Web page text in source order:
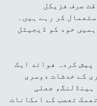
صرف فزیکل
کر رہے ہیں۔
خود کو ڈیجیٹل
پیش کردہ فوائد ایک
کے خدشات دوسری
ہینڈلنگ، جعلی
تعصب کے امکانات